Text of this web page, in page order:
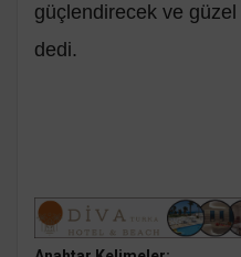
güçlendirecek ve güzel
dedi.